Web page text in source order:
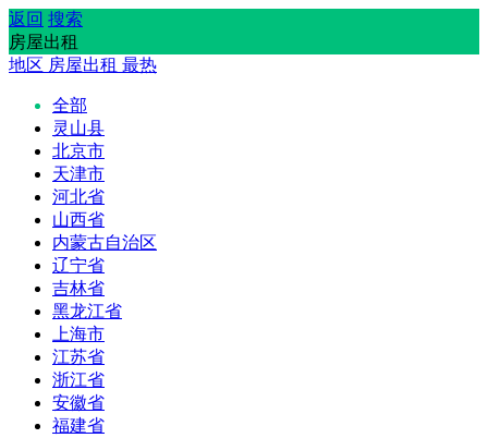
返回 搜索
房屋出租
地区 房屋出租 最热
全部
灵山县
北京市
天津市
河北省
山西省
内蒙古自治区
辽宁省
吉林省
黑龙江省
上海市
江苏省
浙江省
安徽省
福建省